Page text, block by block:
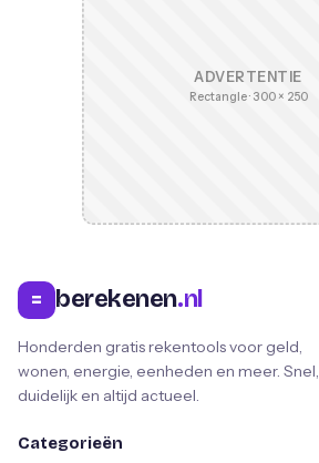
ADVERTENTIE
Rectangle · 300 × 250
= berekenen.nl
Honderden gratis rekentools voor geld,
wonen, energie, eenheden en meer. Snel,
duidelijk en altijd actueel.
Categorieën